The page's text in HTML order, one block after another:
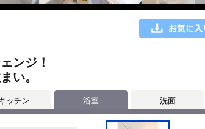
ンジ！
い。
ッチン 浴室 洗面